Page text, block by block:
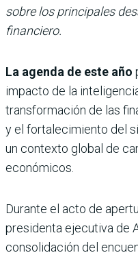
sobre los principales
financiero.
La agenda de este año
impacto de la
transformación de las
y el fortalecimiento del
un contexto global de
económicos.
Durante el acto de
presidenta ejecutiva de
consolidación del